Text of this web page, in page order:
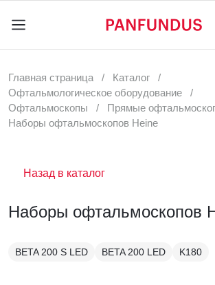
Главная страница
Каталог
Офтальмологическое оборудование
Офтальмоскопы
Прямые
Наборы офтальмоскопов Heine
Назад в каталог
Наборы офтальмоскопов
BETA 200 S LED BETA 200 LED K180